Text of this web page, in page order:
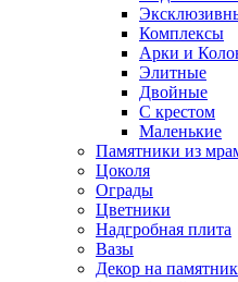
Комплексы
Арки и
Элитные
Двойные
С крестом
Маленькие
Памятники из
Цоколя
Ограды
Цветники
Надгробная плита
Вазы
Декор на памятник